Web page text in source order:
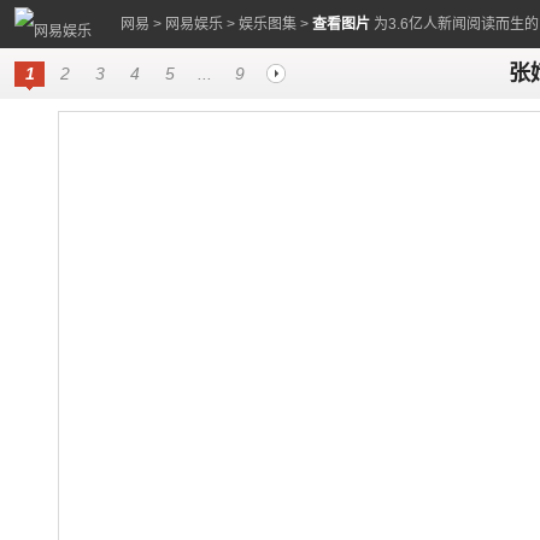
网易 > 网易娱乐 > 娱乐图集 > 查看图片 为3.6亿人新闻阅读而生
1 2 3 4 5 9 张